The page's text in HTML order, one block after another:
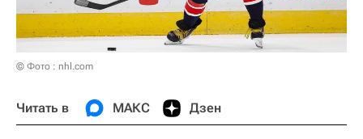
© Фото : nhl.com
Читать в МАКС Дзен